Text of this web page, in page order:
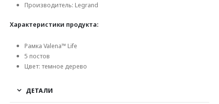
Производитель: Legrand
Характеристики продукта:
Рамка Valena™ Life
5 постов
Цвет: темное дерево
ДЕТАЛИ